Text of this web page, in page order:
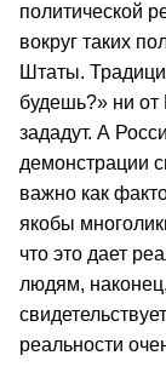
политической
вокруг таких
Штаты.
будешь?» ни
зададут. А
демонстрации
важно как
якобы
что это дает
людям,
реальности